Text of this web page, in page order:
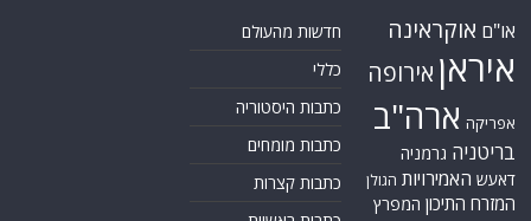
או"ם אוקראינה
איראן אירופה
אפריקה ארה"ב
בריטניה גרמניה
דאעש האמירויות הגולן
המזרח התיכון המפרץ
חדשות מהעולם
כללי
כתבות היסטוריה
כתבות מומחים
כתבות קצרות